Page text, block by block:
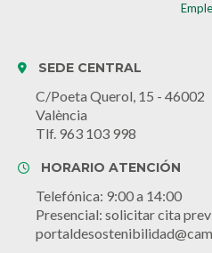
SEDE CENTRAL
C/Poeta Querol, 15 - 46002
València
Tlf. 963 103 998
HORARIO ATENCIÓN
Telefónica: 9:00 a 14:00
Presencial: solicitar cita